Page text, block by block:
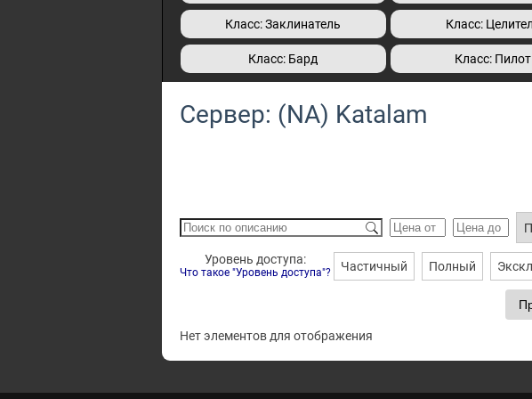
Класс: Заклинатель Класс:
Класс: Бард Класс: Пилот
Сервер: (NA) Katalam
Уровень доступа:
Что такое "Уровень доступа"? Частичный Полный
Нет элементов для отображения